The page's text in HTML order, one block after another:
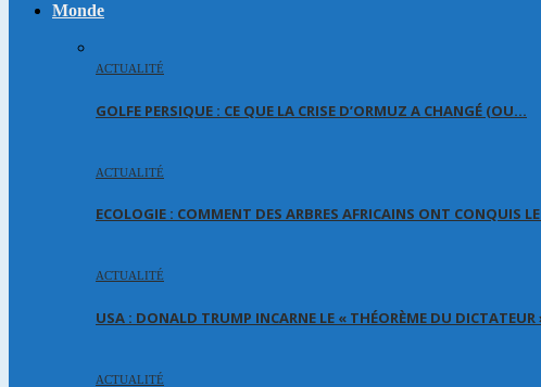
Monde
ACTUALITÉ
GOLFE PERSIQUE : CE QUE LA CRISE D’ORMUZ A CHANGÉ (OU…
ACTUALITÉ
ECOLOGIE : COMMENT DES ARBRES AFRICAINS ONT CONQUIS
ACTUALITÉ
USA : DONALD TRUMP INCARNE LE « THÉORÈME DU
ACTUALITÉ